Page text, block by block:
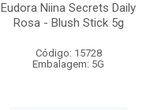
Eudora Niina Secrets Daily
Rosa - Blush Stick 5g
Código: 15728
Embalagem: 5G